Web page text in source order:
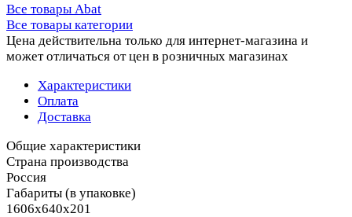
Все товары Abat
Все товары категории
Цена действительна только для интернет-магазина и
может отличаться от цен в розничных магазинах
Характеристики
Оплата
Доставка
Общие характеристики
Страна производства
Россия
Габариты (в упаковке)
1606х640х201